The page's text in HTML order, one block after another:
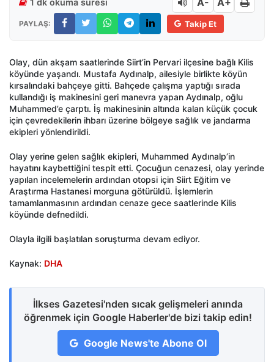
1 dk okuma süresi A- A+
PAYLAŞ: Takip Et
Olay, dün akşam saatlerinde Siirt’in Pervari ilçesine bağlı Kilis
köyünde yaşandı. Mustafa Aydınalp, ailesiyle birlikte köyün
kırsalındaki bahçeye gitti. Bahçede çalışma yaptığı sırada
kullandığı iş makinesini geri manevra yapan Aydınalp, oğlu
Muhammed’e çarptı. İş makinesinin altında kalan küçük çocuk
için çevredekilerin ihbarı üzerine bölgeye sağlık ve jandarma
ekipleri yönlendirildi.
Olay yerine gelen sağlık ekipleri, Muhammed Aydınalp’in
hayatını kaybettiğini tespit etti. Çocuğun cenazesi, olay yerinde
yapılan incelemelerin ardından otopsi için Siirt Eğitim ve
Araştırma Hastanesi morguna götürüldü. İşlemlerin
tamamlanmasının ardından cenaze gece saatlerinde Kilis
köyünde defnedildi.
Olayla ilgili başlatılan soruşturma devam ediyor.
Kaynak: DHA
İlkses Gazetesi'nden sıcak gelişmeleri anında
öğrenmek için Google Haberler'de bizi takip edin!
Google News'te Abone Ol